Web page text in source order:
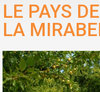
LE PAYS
LA